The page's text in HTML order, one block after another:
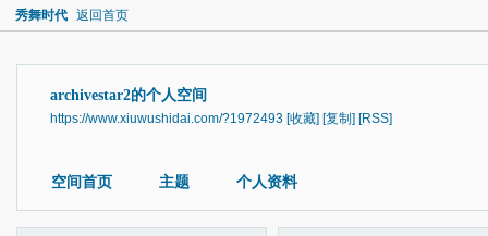
秀舞时代 返回首页
archivestar2的个人空间
https://www.xiuwushidai.com/?1972493 [收藏] [复制] [RSS]
空间首页 主题 个人资料